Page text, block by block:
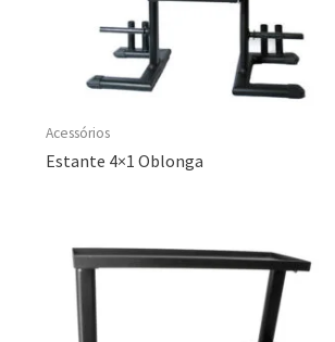
Acessórios
Estante 4×1 Oblonga